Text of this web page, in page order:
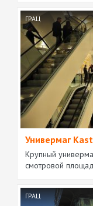
ГРАЦ
Универмаг
Крупный
смотровой
ГРАЦ